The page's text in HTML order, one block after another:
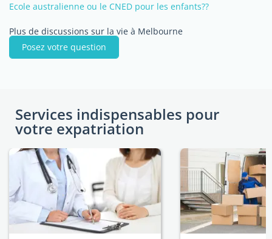
Ecole australienne ou le CNED pour les enfants??
Plus de discussions sur la vie à Melbourne
Posez votre question
Services indispensables pour
votre expatriation